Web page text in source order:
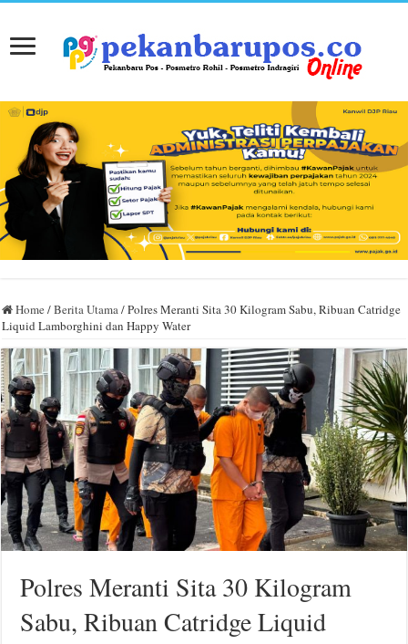
Home /Berita Utama/Polres Meranti Sita 30 Kilogram Sabu, Ribuan Catridge
Liquid Lamborghini dan Happy Water
Polres Meranti Sita 30 Kilogram
Sabu, Ribuan Catridge Liquid